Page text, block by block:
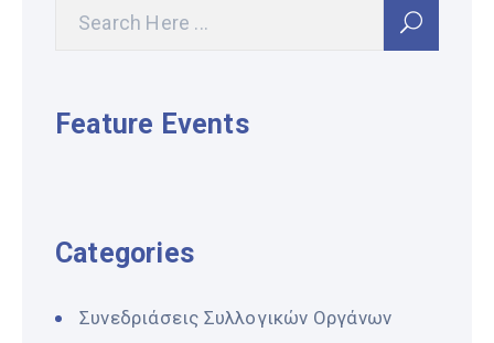
Feature Events
Categories
Συνεδριάσεις Συλλογικών Οργάνων